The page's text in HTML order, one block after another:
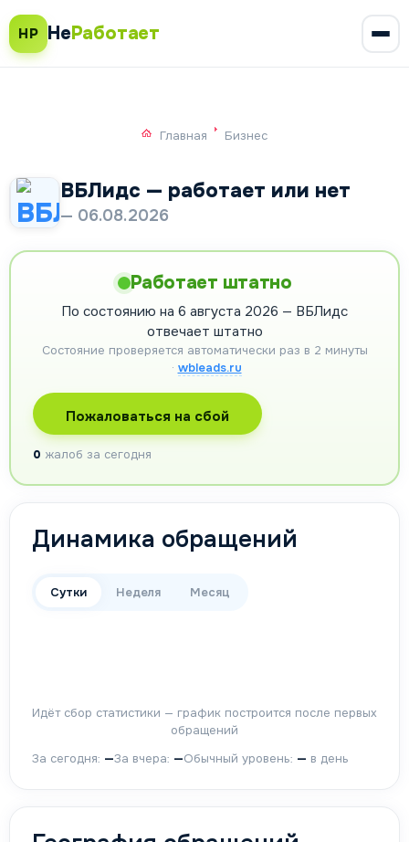
НР НеРаботает
Главная Бизнес
ВБЛидс — работает или нет
— 06.08.2026
Работает штатно
По состоянию на 6 августа 2026 — ВБЛидс
отвечает штатно
Состояние проверяется автоматически раз в 2 минуты
· wbleads.ru
Пожаловаться на сбой
0 жалоб за сегодня
Динамика обращений
Сутки Неделя Месяц
Идёт сбор статистики — график построится после первых
обращений
За сегодня: —За вчера: —Обычный уровень: — в день